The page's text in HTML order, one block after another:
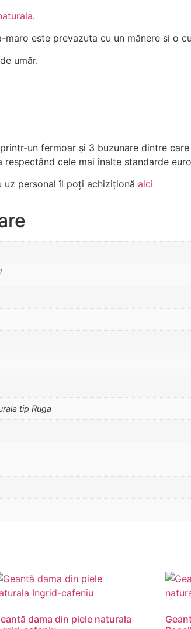
.
este prevazuta cu un mânere si o
umăr.
un fermoar și 3 buzunare dintre
respectând cele mai înalte standarde
uz personal îl poți achiziționă aici
tip Ruga
dama din piele naturala